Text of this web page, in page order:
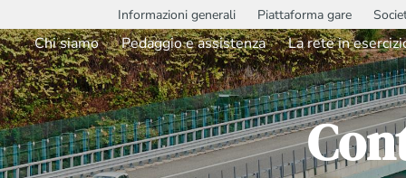
Informazioni generali Piattaforma gare
Chi siamo Pedaggio e assistenza La rete in